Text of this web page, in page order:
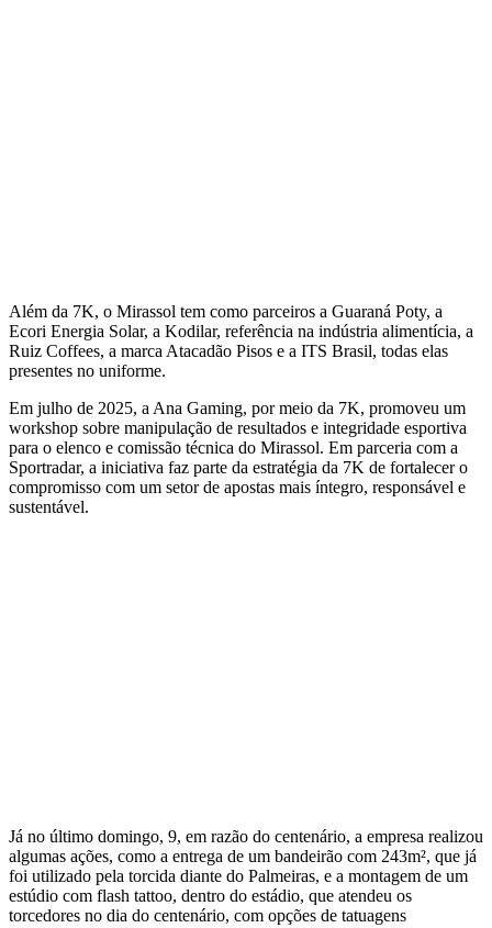
Além da 7K, o Mirassol tem como parceiros a Guaraná Poty, a
Ecori Energia Solar, a Kodilar, referência na indústria alimentícia, a
Ruiz Coffees, a marca Atacadão Pisos e a ITS Brasil, todas elas
presentes no uniforme.
Em julho de 2025, a Ana Gaming, por meio da 7K, promoveu um
workshop sobre manipulação de resultados e integridade esportiva
para o elenco e comissão técnica do Mirassol. Em parceria com a
Sportradar, a iniciativa faz parte da estratégia da 7K de fortalecer o
compromisso com um setor de apostas mais íntegro, responsável e
sustentável.
Já no último domingo, 9, em razão do centenário, a empresa realizou
algumas ações, como a entrega de um bandeirão com 243m², que já
foi utilizado pela torcida diante do Palmeiras, e a montagem de um
estúdio com flash tattoo, dentro do estádio, que atendeu os
torcedores no dia do centenário, com opções de tatuagens